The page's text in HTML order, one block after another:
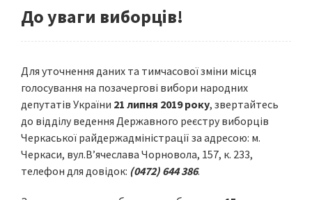
До уваги виборців!
Для уточнення даних та тимчасової зміни місця
голосування на позачергові вибори народних
депутатів України 21 липня 2019 року, звертайтесь
до відділу ведення Державного реєстру виборців
Черкаської райдержадміністрації за адресою: м.
Черкаси, вул.В’ячеслава Чорновола, 157, к. 233,
телефон для довідок: (0472) 644 386.